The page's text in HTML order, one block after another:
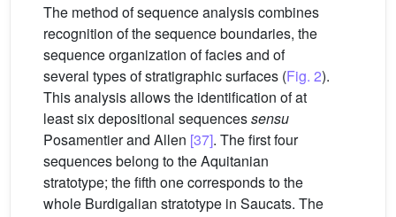
The method of sequence analysis combines
recognition of the sequence boundaries, the
sequence organization of facies and of
several types of stratigraphic surfaces (Fig. 2).
This analysis allows the identification of at
least six depositional sequencessensu
Posamentier and Allen [37]. The first four
sequences belong to the Aquitanian
stratotype; the fifth one corresponds to the
whole Burdigalian stratotype in Saucats. The